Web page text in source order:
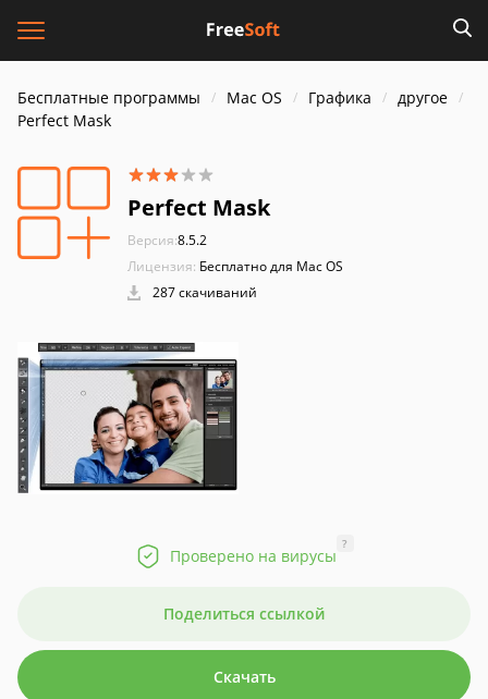
Бесплатные программы Mac OS Графика
другое
Perfect Mask
Perfect Mask
Версия:8.5.2
Лицензия: Бесплатно для Mac OS
287 скачиваний
Проверено на вирусы
?
Поделиться ссылкой
Скачать